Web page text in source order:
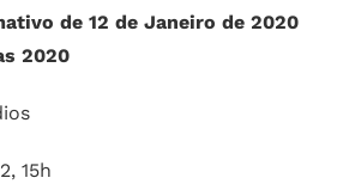
de 12 de Janeiro de 2020
2020
15h